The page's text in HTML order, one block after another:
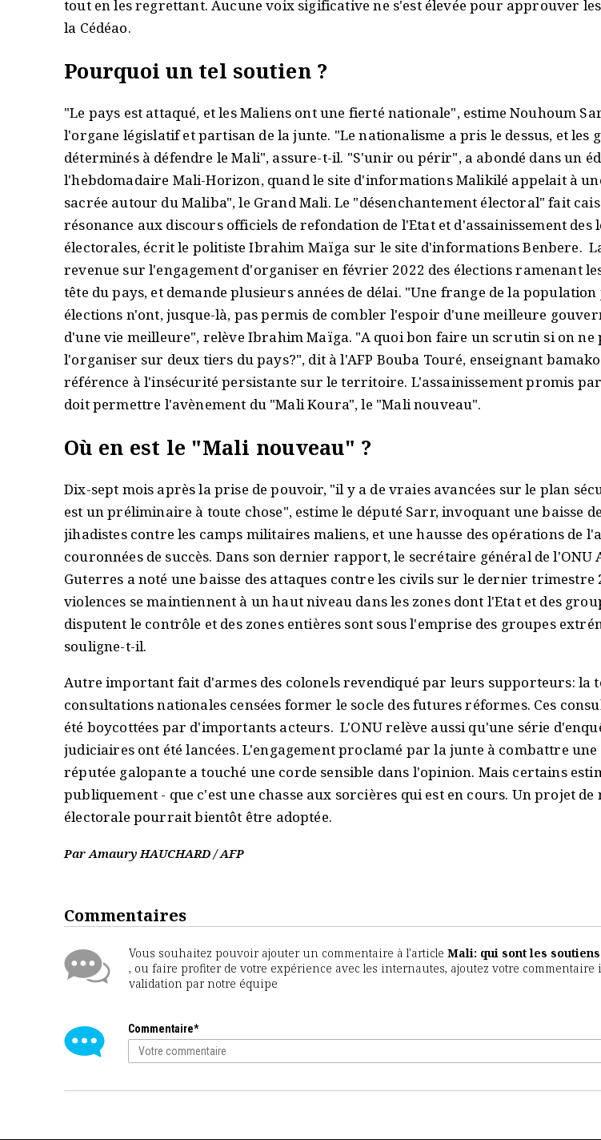
tout en les regrettant. Aucune voix sigificative ne s'est élevée pour approuver
la Cédéao.
Pourquoi un tel soutien ?
"Le pays est attaqué, et les Maliens ont une fierté nationale", estime Nouhoum
l'organe législatif et partisan de la junte. "Le nationalisme a pris le dessus, et les
déterminés à défendre le Mali", assure-t-il. "S'unir ou périr", a abondé dans un
l'hebdomadaire Mali-Horizon, quand le site d'informations Malikilé appelait à
sacrée autour du Maliba", le Grand Mali. Le "désenchantement électoral" fait
résonance aux discours officiels de refondation de l'Etat et d'assainissement des
électorales, écrit le politiste Ibrahim Maïga sur le site d'informations Benbere.
revenue sur l'engagement d'organiser en février 2022 des élections ramenant
tête du pays, et demande plusieurs années de délai. "Une frange de la population
élections n'ont, jusque-là, pas permis de combler l'espoir d'une meilleure
d'une vie meilleure", relève Ibrahim Maïga. "A quoi bon faire un scrutin si on ne
l'organiser sur deux tiers du pays?", dit à l'AFP Bouba Touré, enseignant
référence à l'insécurité persistante sur le territoire. L'assainissement promis par
doit permettre l'avènement du "Mali Koura", le "Mali nouveau".
Où en est le "Mali nouveau" ?
Dix-sept mois après la prise de pouvoir, "il y a de vraies avancées sur le plan
est un préliminaire à toute chose", estime le député Sarr, invoquant une baisse
jihadistes contre les camps militaires maliens, et une hausse des opérations de
couronnées de succès. Dans son dernier rapport, le secrétaire général de l'ONU
Guterres a noté une baisse des attaques contre les civils sur le dernier trimestre
violences se maintiennent à un haut niveau dans les zones dont l'Etat et des
disputent le contrôle et des zones entières sont sous l'emprise des groupes
souligne-t-il.
Autre important fait d'armes des colonels revendiqué par leurs supporteurs: la
consultations nationales censées former le socle des futures réformes. Ces
été boycottées par d'importants acteurs. L'ONU relève aussi qu'une série
judiciaires ont été lancées. L'engagement proclamé par la junte à combattre
réputée galopante a touché une corde sensible dans l'opinion. Mais certains
publiquement - que c'est une chasse aux sorcières qui est en cours. Un projet de
électorale pourrait bientôt être adoptée.
Par Amaury HAUCHARD / AFP
Commentaires
Vous souhaitez pouvoir ajouter un commentaire à l'article Mali: qui sont les
, ou faire profiter de votre expérience avec les internautes, ajoutez votre commentaire
validation par notre équipe
Commentaire*